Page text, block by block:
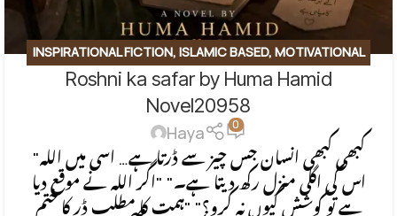
INSPIRATIONAL FICTION, ISLAMIC BASED, MOTIVATIONAL
SOCIAL ENGINEERING, SPIRITUAL,SPIRITUAL/FAITH-
BASED
Roshni ka safar by Huma Hamid
Novel20958
Haya 0
"کبھی کبھی انسان جس چیز سے ڈرتا ہے… اسی میں اللہ
اس کی اگلی منزل رکھ دیتا ہے۔" "اگر اللہ نے موقع دیا
ہے تو کوشش کیوں نہ کرو؟" "ہمت کا مطلب ڈر کا ختم